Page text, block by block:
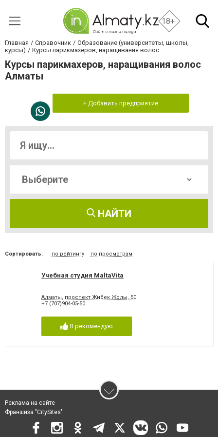
18+
Главная Справочник
Образование (университеты, школы,
курсы)
Курсы парикмахеров, наращивания волос
Курсы парикмахеров, наращивания волос
Алматы
+ Добавить предприятие
НАЙТИ
Сортировать: по рейтингу по просмотрам
Учебная студия MaltaVita
Алматы, проспект Жибек Жолы, 50
+7 (707)904-05-50
Я рекомендую
Реклама на сайте
Франшиза "CitySites"